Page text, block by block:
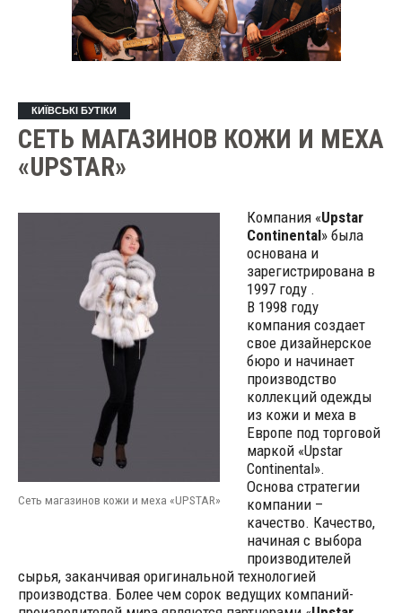
КИЇВСЬКІ БУТІКИ
СЕТЬ МАГАЗИНОВ КОЖИ И МЕХА
«UPSTAR»
Сеть магазинов кожи и меха «UPSTAR»
Компания «Upstar
Continental» была
основана и
зарегистрирована в
1997 году .
В 1998 году
компания создает
свое дизайнерское
бюро и начинает
производство
коллекций одежды
из кожи и меха в
Европе под торговой
маркой «Upstar
Continental».
Основа стратегии
компании –
качество. Качество,
начиная с выбора
производителей
сырья, заканчивая оригинальной технологией
производства. Более чем сорок ведущих компаний-